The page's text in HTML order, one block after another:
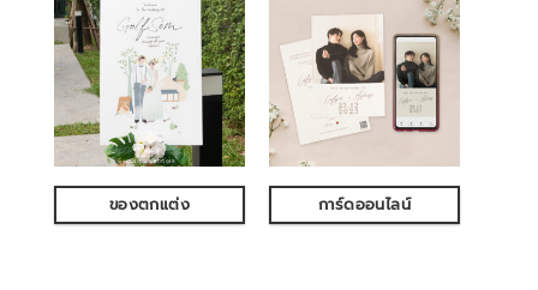
ของตกแต่ง การ์ดออนไลน์